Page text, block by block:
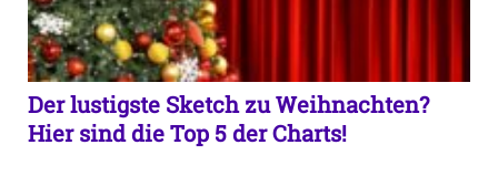
Der lustigste Sketch zu Weihnachten?
Hier sind die Top 5 der Charts!